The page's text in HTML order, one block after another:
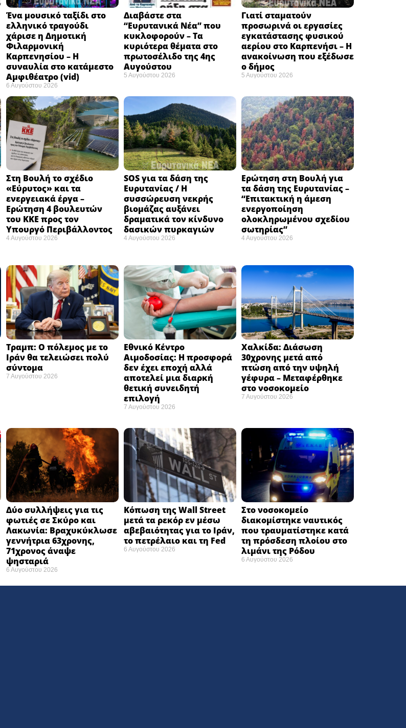
Ένα μουσικό ταξίδι στο
ελληνικό τραγούδι
χάρισε η Δημοτική
Φιλαρμονική
Καρπενησίου – Η
συναυλία στο κατάμεστο
Αμφιθέατρο (vid)
6 Αυγούστου 2026
Διαβάστε στα
“Ευρυτανικά Νέα” που
κυκλοφορούν – Τα
κυριότερα θέματα στο
πρωτοσέλιδο της 4ης
Αυγούστου
5 Αυγούστου 2026
Γιατί σταματούν
προσωρινά οι εργασίες
εγκατάστασης φυσικού
αερίου στο Καρπενήσι – Η
ανακοίνωση που εξέδωσε
ο δήμος
5 Αυγούστου 2026
Στη Βουλή το σχέδιο
«Εύρυτος» και τα
ενεργειακά έργα –
Ερώτηση 4 βουλευτών
του ΚΚΕ προς τον
Υπουργό Περιβάλλοντος
4 Αυγούστου 2026
SOS για τα δάση της
Ευρυτανίας / Η
συσσώρευση νεκρής
βιομάζας αυξάνει
δραματικά τον κίνδυνο
δασικών πυρκαγιών
4 Αυγούστου 2026
Ερώτηση στη Βουλή για
τα δάση της Ευρυτανίας –
“Eπιτακτική η άμεση
ενεργοποίηση
ολοκληρωμένου σχεδίου
σωτηρίας”
4 Αυγούστου 2026
Τραμπ: Ο πόλεμος με το
Ιράν θα τελειώσει πολύ
σύντομα ​
7 Αυγούστου 2026
Εθνικό Κέντρο
Αιμοδοσίας: H προσφορά
δεν έχει εποχή αλλά
αποτελεί μια διαρκή
θετική συνειδητή
επιλογή ​
7 Αυγούστου 2026
Χαλκίδα: Διάσωση
30χρονης μετά από
πτώση από την υψηλή
γέφυρα – Μεταφέρθηκε
στο νοσοκομείο ​
7 Αυγούστου 2026
Δύο συλλήψεις για τις
φωτιές σε Σκύρο και
Λακωνία: Βραχυκύκλωσε
γεννήτρια 63χρονης,
71χρονος άναψε
ψησταριά
6 Αυγούστου 2026
Κόπωση της Wall Street
μετά τα ρεκόρ εν μέσω
αβεβαιότητας για το Ιράν,
το πετρέλαιο και τη Fed
6 Αυγούστου 2026
Στο νοσοκομείο
διακομίστηκε ναυτικός
που τραυματίστηκε κατά
τη πρόσδεση πλοίου στο
λιμάνι της Ρόδου
6 Αυγούστου 2026